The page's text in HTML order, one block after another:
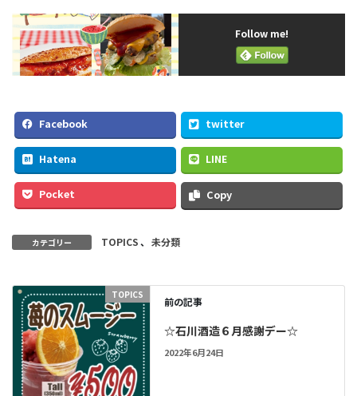
Follow me!
Facebook twitter
Hatena LINE
Pocket Copy
カテゴリー TOPICS、 未分類
TOPICS
前の記事
☆石川酒造６月感謝デー☆
2022年6月24日